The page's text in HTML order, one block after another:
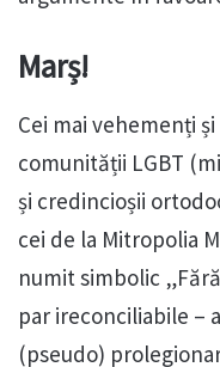
Marș!
Cei mai vehemenți
comunității LGBT
și credincioșii
cei de la Mitropolia
numit simbolic
par ireconciliabile –
(pseudo)